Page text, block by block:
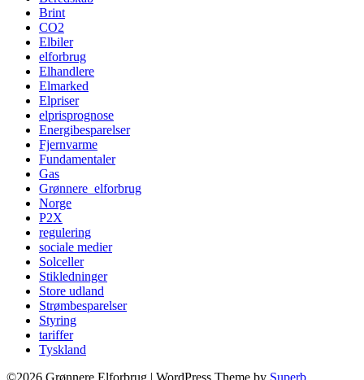
Brint
CO2
Elbiler
elforbrug
Elhandlere
Elmarked
Elpriser
elprisprognose
Energibesparelser
Fjernvarme
Fundamentaler
Gas
Grønnere_elforbrug
Norge
P2X
regulering
sociale medier
Solceller
Stikledninger
Store udland
Strømbesparelser
Styring
tariffer
Tyskland
©2026 Grønnere Elforbrug | WordPress Theme by Superb